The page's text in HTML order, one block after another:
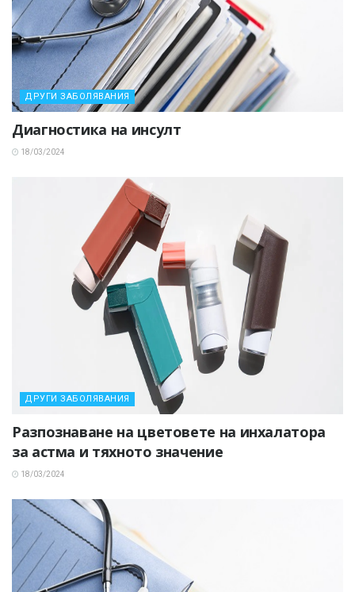
ДРУГИ ЗАБОЛЯВАНИЯ
Диагностика на инсулт
18/03/2024
ДРУГИ ЗАБОЛЯВАНИЯ
Разпознаване на цветовете на инхалатора
за астма и тяхното значение
18/03/2024